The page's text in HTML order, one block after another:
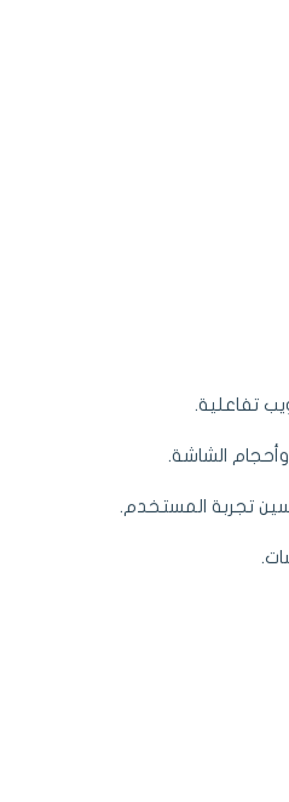
تفاعلية.
الشاشة.
تجربة المستخدم.